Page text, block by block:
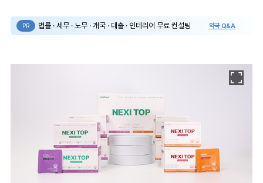
PR 법률 · 세무 · 노무 · 개국 · 대출 · 인테리어 무료 컨설팅 약국 Q&A